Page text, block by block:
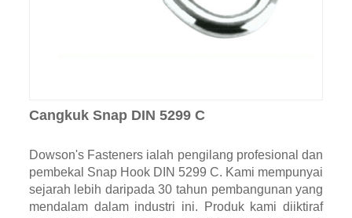
Cangkuk Snap DIN 5299 C
Dowson's Fasteners ialah pengilang profesional dan
pembekal Snap Hook DIN 5299 C. Kami mempunyai
sejarah lebih daripada 30 tahun pembangunan yang
mendalam dalam industri ini. Produk kami diiktiraf